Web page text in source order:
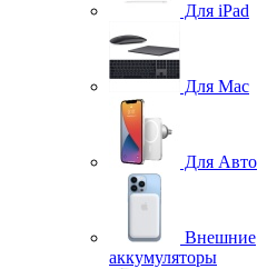
Для iPad
Для Mac
Для Авто
Внешние
аккумуляторы